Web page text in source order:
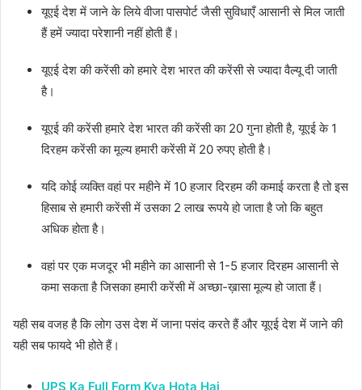
यूएई देश में जाने के लिये वीजा पासपोर्ट जैसी सुविधाएँ आसानी से मिल जाती
हैं हमें ज्यादा परेशानी नहीं होती हैं।
यूएई देश की करेंसी को हमारे देश भारत की करेंसी से ज्यादा वैल्यू दी जाती
है।
यूएई की करेंसी हमारे देश भारत की करेंसी का 20 गुना होती है, यूएई के 1
दिरहम करेंसी का मूल्य हमारी करेंसी में 20 रुपए होती है।
यदि कोई व्यक्ति वहां पर महीने में 10 हजार दिरहम की कमाई करता है तो इस
हिसाब से हमारी करेंसी में उसका 2 लाख रूपये हो जाता है जो कि बहुत
अधिक होता है।
वहां पर एक मजदूर भी महीने का आसानी से 1-5 हजार दिरहम आसानी से
कमा सकता है जिसका हमारी करेंसी में अच्छा-ख़ासा मूल्य हो जाता हैं।
यही सब वजह है कि लोग उस देश में जाना पसंद करते हैं और यूएई देश में जाने की
यही सब फायदे भी होते हैं।
UPS Ka Full Form Kya Hota Hai